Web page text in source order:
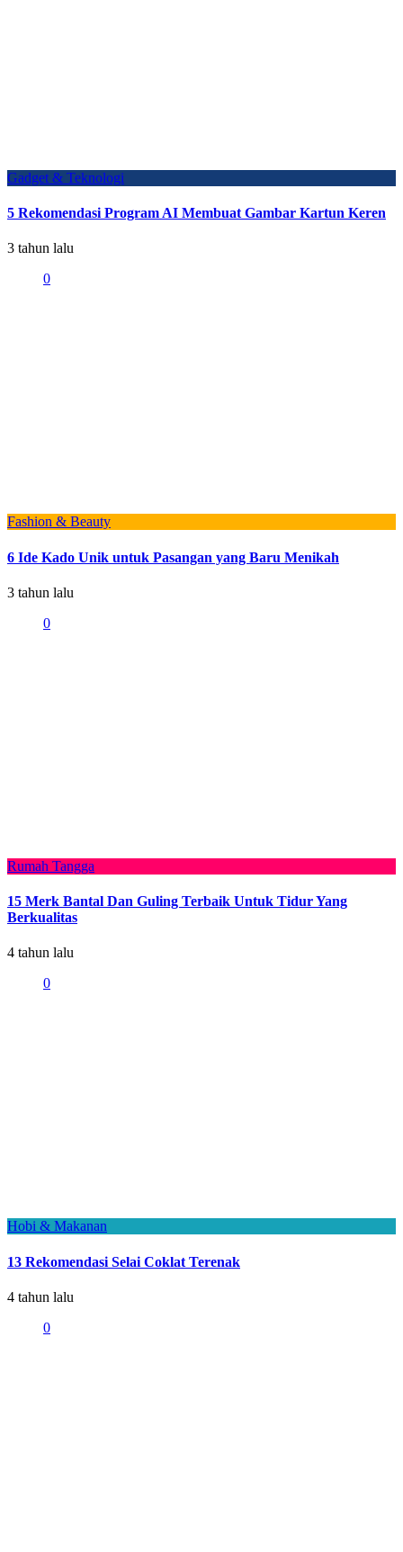
Gadget & Teknologi
5 Rekomendasi Program AI Membuat Gambar Kartun Keren
3 tahun lalu
0
Fashion & Beauty
6 Ide Kado Unik untuk Pasangan yang Baru Menikah
3 tahun lalu
0
Rumah Tangga
15 Merk Bantal Dan Guling Terbaik Untuk Tidur Yang
Berkualitas
4 tahun lalu
0
Hobi & Makanan
13 Rekomendasi Selai Coklat Terenak
4 tahun lalu
0